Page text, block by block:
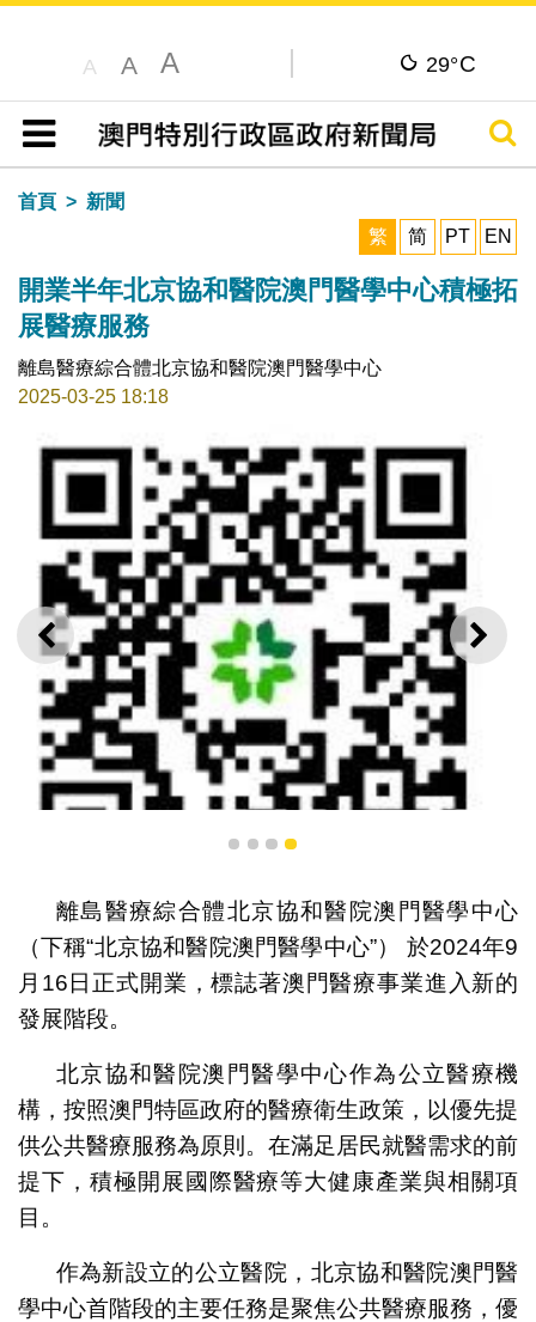
A A A 29°C
目錄
搜尋
首頁
新聞
繁
简 PT EN
開業半年北京協和醫院澳門醫學中心積極拓
展醫療服務
離島醫療綜合體北京協和醫院澳門醫學中心
2025-03-25 18:18
上一則 下一
線上預約系統二維碼
1 2 3 4
離島醫療綜合體北京協和醫院澳門醫學中心
（下稱“北京協和醫院澳門醫學中心”） 於2024年9
月16日正式開業，標誌著澳門醫療事業進入新的
發展階段。
北京協和醫院澳門醫學中心作為公立醫療機
構，按照澳門特區政府的醫療衛生政策，以優先提
供公共醫療服務為原則。在滿足居民就醫需求的前
提下，積極開展國際醫療等大健康產業與相關項
目。
作為新設立的公立醫院，北京協和醫院澳門醫
學中心首階段的主要任務是聚焦公共醫療服務，優